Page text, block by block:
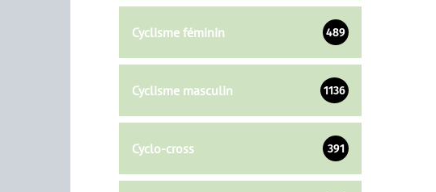
Cyclisme féminin 489
Cyclisme masculin 1136
Cyclo-cross 391